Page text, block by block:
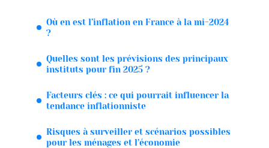
Où en est l’inflation en France à la mi-2024
?
Quelles sont les prévisions des principaux
instituts pour fin 2025 ?
Facteurs clés : ce qui pourrait influencer la
tendance inflationniste
Risques à surveiller et scénarios possibles
pour les ménages et l’économie